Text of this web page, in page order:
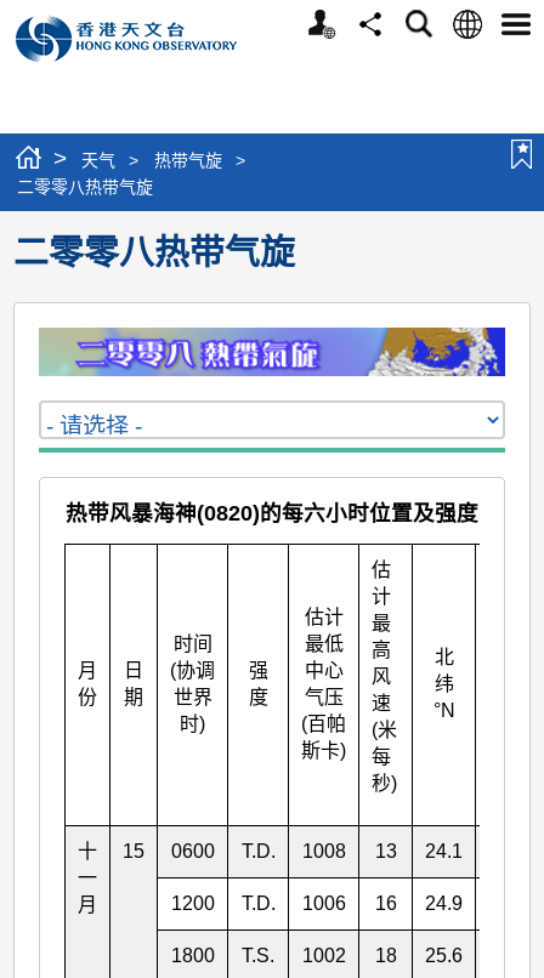
个
分
搜
语
选
> 天气 > 热带气旋
>
二零零八热带气旋
二零零八热带气旋
热带风暴海神(0820)的每六小时位置及强度
月
份
日
期
时间
(协调
世界
时)
强
度
估计
最低
中心
气压
(百帕
斯卡)
估
计
最
高
风
速
(米
每
秒)
北
纬
°N
十
一
月
15 0600 T.D. 1008 13 24.1
1200 T.D. 1006 16 24.9
1800 T.S. 1002 18 25.6